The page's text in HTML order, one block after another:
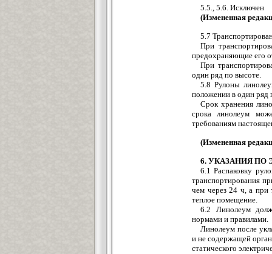
5.5., 5.6. Исключен
(Измененная
5.7
При
предохраняющие его
При
один ряд по высоте.
5.8 Рулоны
положении в один ряд
Срок хранения
срока линолеум
требованиям
(Измененная
6. УКАЗАНИЯ ПО
6.1 Распаковку
транспортирования
чем через 24 ч, а при
теплое помещение.
6.2 Линолеум
нормами и правилами.
Линолеум после
и не содержащей
статического